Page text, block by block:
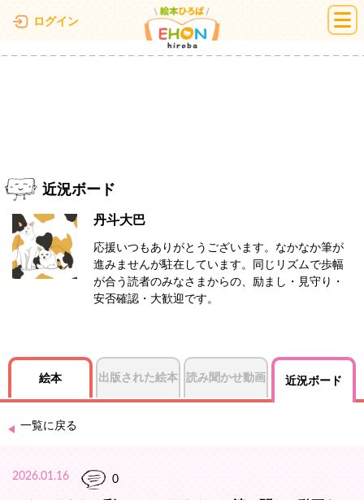
ログイン 絵本ひろば
近況ボード
丹斗大巴
応援いつもありがとうございます。なかなか筆が
進みませんが駐在しています。同じリズムで歩幅
が合う読者のみなさまからの、励まし・見守り・
安否確認・大歓迎です。
絵本 出版された絵本 読み聞かせ動画 近況ボード
一覧に戻る
2026.01.16 0